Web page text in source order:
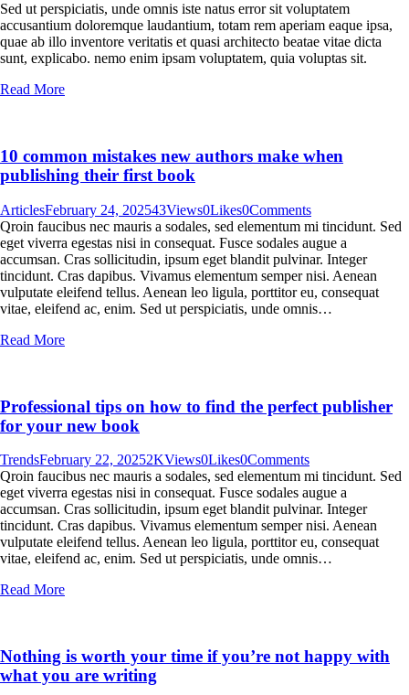
Sed ut perspiciatis, unde omnis iste natus error sit voluptatem
accusantium doloremque laudantium, totam rem aperiam eaque ipsa,
quae ab illo inventore veritatis et quasi architecto beatae vitae dicta
sunt, explicabo. nemo enim ipsam voluptatem, quia voluptas sit.
Read More
10 common mistakes new authors make when
publishing their first book
ArticlesFebruary 24, 202543Views0Likes0Comments
Qroin faucibus nec mauris a sodales, sed elementum mi tincidunt. Sed
eget viverra egestas nisi in consequat. Fusce sodales augue a
accumsan. Cras sollicitudin, ipsum eget blandit pulvinar. Integer
tincidunt. Cras dapibus. Vivamus elementum semper nisi. Aenean
vulputate eleifend tellus. Aenean leo ligula, porttitor eu, consequat
vitae, eleifend ac, enim. Sed ut perspiciatis, unde omnis…
Read More
Professional tips on how to find the perfect publisher
for your new book
TrendsFebruary 22, 20252KViews0Likes0Comments
Qroin faucibus nec mauris a sodales, sed elementum mi tincidunt. Sed
eget viverra egestas nisi in consequat. Fusce sodales augue a
accumsan. Cras sollicitudin, ipsum eget blandit pulvinar. Integer
tincidunt. Cras dapibus. Vivamus elementum semper nisi. Aenean
vulputate eleifend tellus. Aenean leo ligula, porttitor eu, consequat
vitae, eleifend ac, enim. Sed ut perspiciatis, unde omnis…
Read More
Nothing is worth your time if you’re not happy with
what you are writing